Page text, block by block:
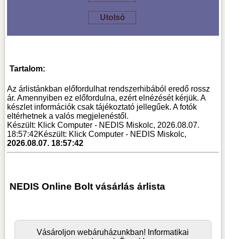
Utolsó
Tartalom:
Az árlistánkban előfordulhat rendszerhibából eredő rossz
ár. Amennyiben ez előfordulna, ezért elnézését kérjük. A
készlet információk csak tájékoztató jellegűek. A fotók
eltérhetnek a valós megjelenéstől.
Készült: Klick Computer - NEDIS Miskolc, 2026.08.07.
18:57:42Készült: Klick Computer - NEDIS Miskolc,
2026.08.07. 18:57:42
NEDIS Online Bolt vásárlás árlista
Vásároljonwebáruházunkban! Informatikai